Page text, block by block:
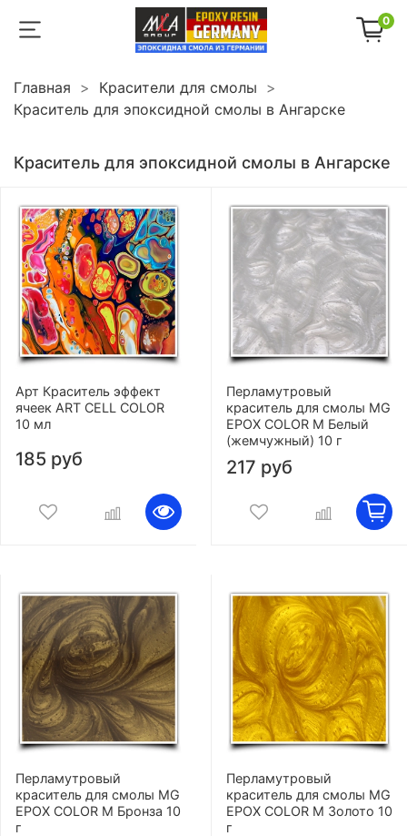
0
Главная
Красители для смолы
Краситель для эпоксидной смолы в Ангарске
Краситель для эпоксидной смолы в Ангарске
Арт Краситель эффект
ячеек ART CELL COLOR
10 мл
185 руб
Перламутровый
краситель для смолы MG
EPOX COLOR M Белый
(жемчужный) 10 г
217 руб
Перламутровый
краситель для смолы MG
EPOX COLOR M Бронза 10
г
Перламутровый
краситель для смолы MG
EPOX COLOR M Золото 10
г